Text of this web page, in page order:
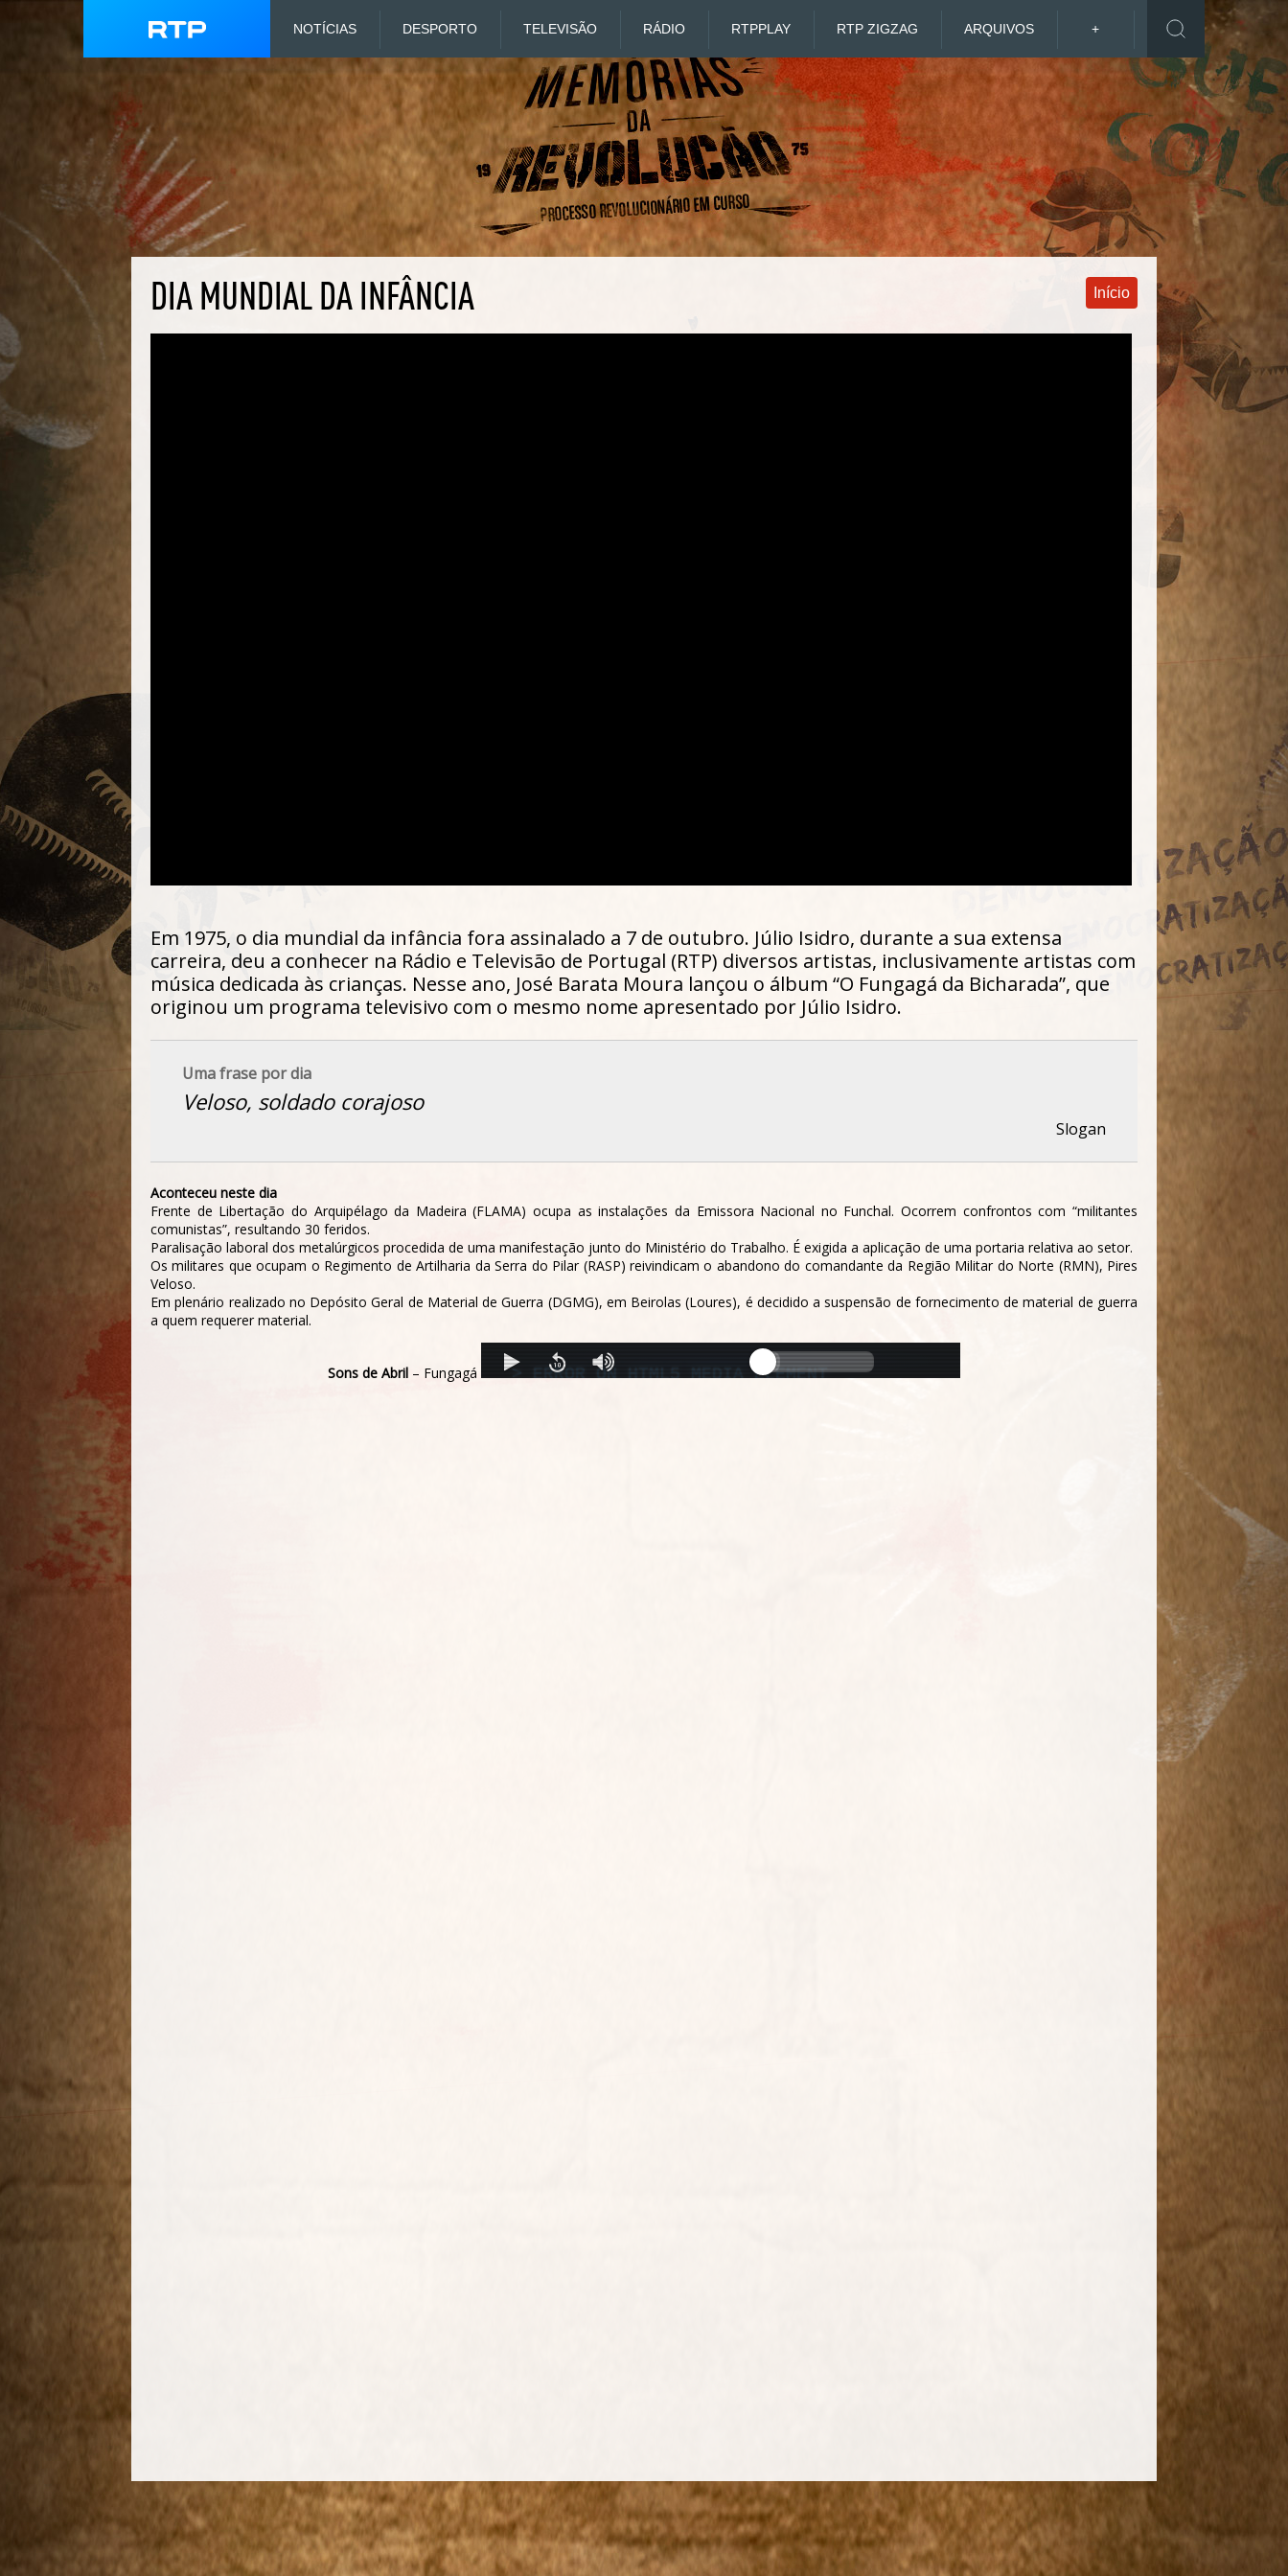
NOTÍCIAS DESPORTO TELEVISÃO RÁDIO RTPPLAY RTP ZIGZAG ARQUIVOS +
DIA MUNDIAL DA INFÂNCIA Início
Em 1975, o dia mundial da infância fora assinalado a 7 de outubro. Júlio Isidro, durante a sua extensa
carreira, deu a conhecer na Rádio e Televisão de Portugal (RTP) diversos artistas, inclusivamente artistas com
música dedicada às crianças. Nesse ano, José Barata Moura lançou o álbum “O Fungagá da Bicharada”, que
originou um programa televisivo com o mesmo nome apresentado por Júlio Isidro.
Uma frase por dia
Veloso, soldado corajoso
Slogan
Aconteceu neste dia
Frente de Libertação do Arquipélago da Madeira (FLAMA) ocupa as instalações da Emissora Nacional no Funchal. Ocorrem confrontos com “militantes
comunistas”, resultando 30 feridos.
Paralisação laboral dos metalúrgicos procedida de uma manifestação junto do Ministério do Trabalho. É exigida a aplicação de uma portaria relativa ao setor.
Os militares que ocupam o Regimento de Artilharia da Serra do Pilar (RASP) reivindicam o abandono do comandante da Região Militar do Norte (RMN), Pires
Veloso.
Em plenário realizado no Depósito Geral de Material de Guerra (DGMG), em Beirolas (Loures), é decidido a suspensão de fornecimento de material de guerra
a quem requerer material.
Sons de Abril – Fungagá